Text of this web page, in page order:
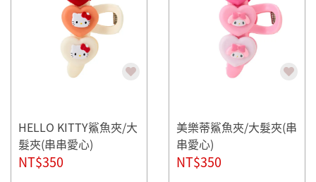
HELLO KITTY鯊魚夾/大
髮夾(串串愛心)
NT$350
美樂蒂鯊魚夾/大髮夾(串
串愛心)
NT$350